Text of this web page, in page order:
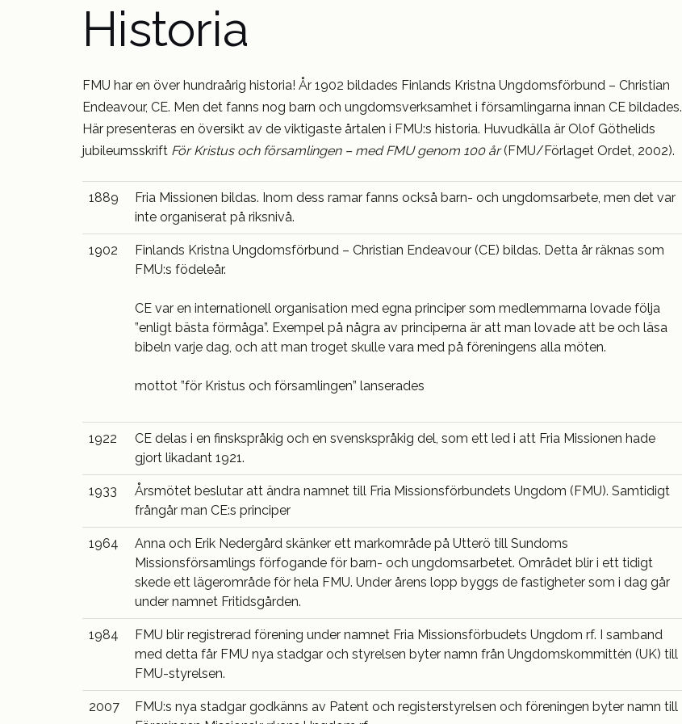
Historia
FMU har en över hundraårig historia! År 1902 bildades Finlands Kristna Ungdomsförbund – Christian
Endeavour, CE. Men det fanns nog barn och ungdomsverksamhet i församlingarna innan CE bildades.
Här presenteras en översikt av de viktigaste årtalen i FMU:s historia. Huvudkälla är Olof Göthelids
jubileumsskrift För Kristus och församlingen – med FMU genom 100 år(FMU/Förlaget Ordet, 2002).
1889
Fria Missionen bildas. Inom dess ramar fanns också barn- och ungdomsarbete, men det var
inte organiserat på riksnivå.
1902
Finlands Kristna Ungdomsförbund – Christian Endeavour (CE) bildas. Detta år räknas som
FMU:s födeleår.
CE var en internationell organisation med egna principer som medlemmarna lovade följa
”enligt bästa förmåga”. Exempel på några av principerna är att man lovade att be och läsa
bibeln varje dag, och att man troget skulle vara med på föreningens alla möten.
mottot ”för Kristus och församlingen” lanserades
1922
CE delas i en finskspråkig och en svenskspråkig del, som ett led i att Fria Missionen hade
gjort likadant 1921.
1933
Årsmötet beslutar att ändra namnet till Fria Missionsförbundets Ungdom (FMU). Samtidigt
frångår man CE:s principer
1964
Anna och Erik Nedergård skänker ett markområde på Utterö till Sundoms
Missionsförsamlings förfogande för barn- och ungdomsarbetet. Området blir i ett tidigt
skede ett lägerområde för hela FMU. Under årens lopp byggs de fastigheter som i dag går
under namnet Fritidsgården.
1984
FMU blir registrerad förening under namnet Fria Missionsförbudets Ungdom rf. I samband
med detta får FMU nya stadgar och styrelsen byter namn från Ungdomskommittén (UK) till
FMU-styrelsen.
2007
FMU:s nya stadgar godkänns av Patent och registerstyrelsen och föreningen byter namn till